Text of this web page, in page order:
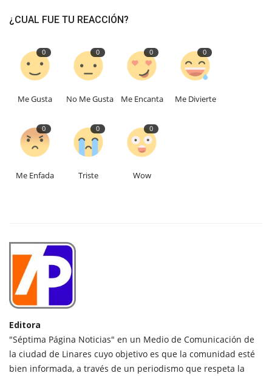
¿CUAL FUE TU REACCIÓN?
0
Me Gusta
0
No Me Gusta
0
Me Encanta
0
Me Divierte
0
Me Enfada
0
Triste
0
Wow
Editora
"Séptima Página Noticias" en un Medio de Comunicación de
la ciudad de Linares cuyo objetivo es que la comunidad esté
bien informada, a través de un periodismo que respeta la